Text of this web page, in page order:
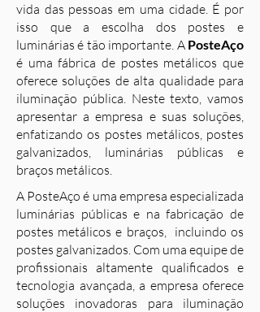
vida das pessoas em uma cidade. É por
isso que a escolha dos postes e
luminárias é tão importante. A PosteAço
é uma fábrica de postes metálicos que
oferece soluções de alta qualidade para
iluminação pública. Neste texto, vamos
apresentar a empresa e suas soluções,
enfatizando os postes metálicos, postes
galvanizados, luminárias públicas e
braços metálicos.
A PosteAço é uma empresa especializada
luminárias públicas e na fabricação de
postes metálicos e braços, incluindo os
postes galvanizados. Com uma equipe de
profissionais altamente qualificados e
tecnologia avançada, a empresa oferece
soluções inovadoras para iluminação